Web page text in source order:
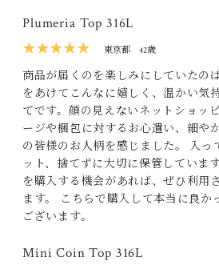
Plumeria Top 316L
★★★★★
東京都 42歳
商品が届くのを楽しみにしていたの
をあけてこんなに嬉しく、温かい気
てです。顔の見えないネットショッ
ージや梱包に対するお心遣い、細や
の皆様のお人柄を感じました。 入っ
ット、捨てずに大切に保管していま
を購入する機会があれば、ぜひ利用
ます。 こちらで購入して本当に良か
ございます。
Mini Coin Top 316L